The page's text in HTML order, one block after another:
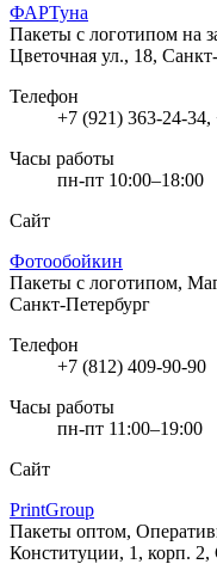
ФАРТуна
Пакеты с логотипом на
Цветочная ул., 18,
Телефон
+7 (921) 363-24-34,
Часы работы
пн-пт 10:00–18:00
Сайт
Фотообойкин
Пакеты с логотипом,
Санкт-Петербург
Телефон
+7 (812) 409-90-90
Часы работы
пн-пт 11:00–19:00
Сайт
PrintGroup
Пакеты оптом,
Конституции, 1, корп. 2,